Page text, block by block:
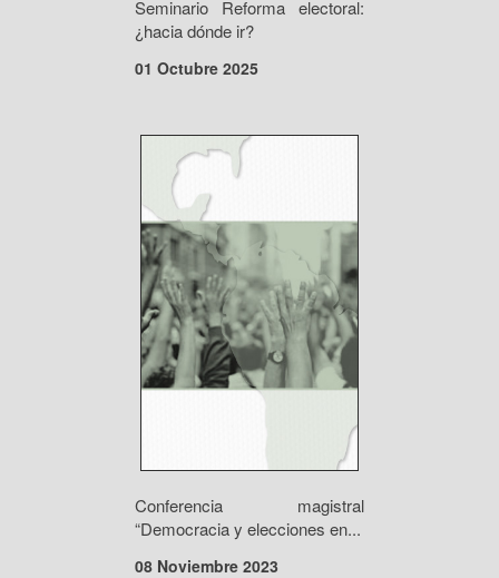
Seminario Reforma electoral:
¿hacia dónde ir?
01 Octubre 2025
Conferencia magistral
“Democracia y elecciones en...
08 Noviembre 2023